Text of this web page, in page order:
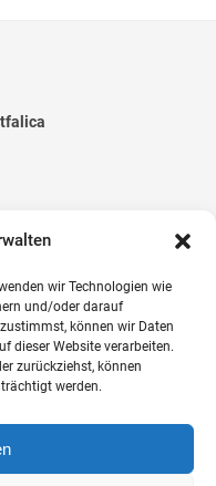
wir Technologien wie
und/oder darauf
können wir Daten
dieser Website verarbeiten.
zurückziehst, können
werden.
Westfalica